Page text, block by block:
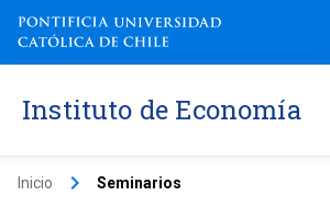
Instituto de Economía
Inicio keyboard_arrow_right Seminarios